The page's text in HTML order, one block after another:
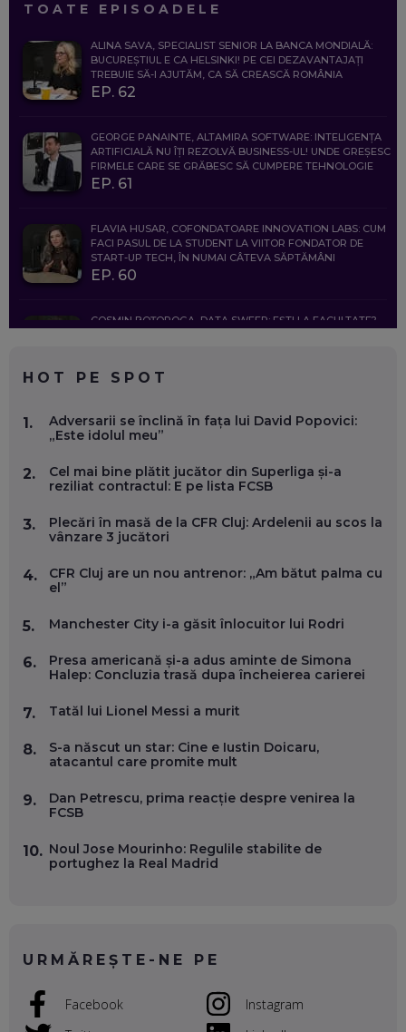
TOATE EPISOADELE
ALINA SAVA, SPECIALIST SENIOR LA BANCA MONDIALĂ:
BUCUREȘTIUL E CA HELSINKI! PE CEI DEZAVANTAJAȚI
TREBUIE SĂ-I AJUTĂM, CA SĂ CREASCĂ ROMÂNIA
EP. 62
GEORGE PANAINTE, ALTAMIRA SOFTWARE: INTELIGENȚA
ARTIFICIALĂ NU ÎȚI REZOLVĂ BUSINESS-UL! UNDE GREȘESC
FIRMELE CARE SE GRĂBESC SĂ CUMPERE TEHNOLOGIE
EP. 61
FLAVIA HUSAR, COFONDATOARE INNOVATION LABS: CUM
FACI PASUL DE LA STUDENT LA VIITOR FONDATOR DE
START-UP TECH, ÎN NUMAI CÂTEVA SĂPTĂMÂNI
EP. 60
COSMIN BOȚOROGA, DATA SWEEP: EȘTI LA FACULTATE?
FOLOSEȘTI TEHNOLOGIA CA SĂ FII MAI BUN LA JOB. ȘI CUM
SE VA SCHIMBA MUNCA, ÎN URMĂTORII ANI
FOLOSEȘTI TEHNOLOGIA CA SĂ ÎȚI DESCHIZI DRUMUL
CĂTRE ARTĂ, LA NIVEL GLOBAL
CARIERĂ DE „HACKER CU PERMIS”
ÎNVAȚĂ AEO ȘI GEO!
WASHINGTON, OCHELARI INTELIGENȚI ȘI FERME
VERTICALE FĂRĂ PĂMÂNT
VALENTIN VANCEA, CEO AL PATRIA BANK: AUTOMATIZĂM
VOICU OPREAN (AROBS): CUM CONSTRUIEȘTI O COMPANIE
TA LOCALĂ - ȘI CE SĂ DAI ÎNAPOI
EP. 52
HOT PE SPOT
1.
Adversarii se înclină în fața lui David Popovici:
„Este idolul meu”
2.
Cel mai bine plătit jucător din Superliga și-a
reziliat contractul: E pe lista FCSB
3.
Plecări în masă de la CFR Cluj: Ardelenii au scos la
vânzare 3 jucători
4.
CFR Cluj are un nou antrenor: „Am bătut palma cu
el”
5. Manchester City i-a găsit înlocuitor lui Rodri
6.
Presa americană și-a adus aminte de Simona
Halep: Concluzia trasă dupa încheierea carierei
7. Tatăl lui Lionel Messi a murit
8.
S-a născut un star: Cine e Iustin Doicaru,
atacantul care promite mult
9.
Dan Petrescu, prima reacție despre venirea la
FCSB
10. Noul Jose Mourinho: Regulile stabilite de
portughez la Real Madrid
URMĂREȘTE-NE PE
Facebook
Instagram